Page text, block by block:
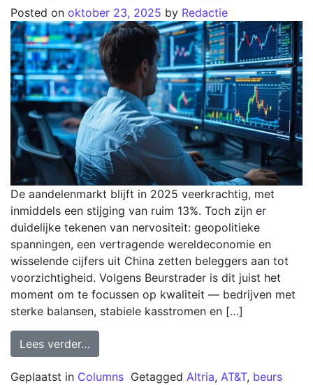
Posted on oktober 23, 2025 by Redactie
De aandelenmarkt blijft in 2025 veerkrachtig, met
inmiddels een stijging van ruim 13%. Toch zijn er
duidelijke tekenen van nervositeit: geopolitieke
spanningen, een vertragende wereldeconomie en
wisselende cijfers uit China zetten beleggers aan tot
voorzichtigheid. Volgens Beurstrader is dit juist het
moment om te focussen op kwaliteit — bedrijven met
sterke balansen, stabiele kasstromen en […]
Lees verder…
Geplaatst in Columns Getagged Altria, AT&T, beurs